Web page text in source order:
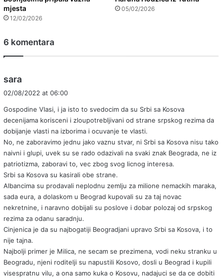
mjesta
12/02/2026
05/02/2026
6 komentara
sara
s
:
02/08/2022 at 06:00
Gospodine Vlasi, i ja isto to svedocim da su Srbi sa Kosova
decenijama korisceni i zloupotrebljivani od strane srpskog rezima da
dobijanje vlasti na izborima i ocuvanje te vlasti.
No, ne zaboravimo jednu jako vaznu stvar, ni Srbi sa Kosova nisu tako
naivni i glupi, uvek su se rado odazivali na svaki znak Beograda, ne iz
patriotizma, zaboravi to, vec zbog svog licnog interesa.
Srbi sa Kosova su kasirali obe strane.
Albancima su prodavali neplodnu zemlju za milione nemackih maraka,
sada eura, a dolaskom u Beograd kupovali su za taj novac
nekretnine, i naravno dobijali su poslove i dobar polozaj od srpskog
rezima za odanu saradnju.
Cinjenica je da su najbogatiji Beogradjani upravo Srbi sa Kosova, i to
nije tajna.
Najbolji primer je Milica, ne secam se prezimena, vodi neku stranku u
Beogradu, njeni roditelji su napustili Kosovo, dosli u Beograd i kupili
visespratnu vilu, a ona samo kuka o Kosovu, nadajuci se da ce dobiti